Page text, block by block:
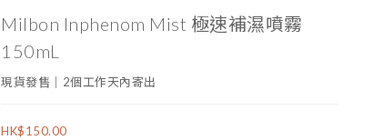
Milbon Inphenom Mist 極速補濕噴霧
150mL
現貨發售｜2個工作天內寄出
HK$150.00